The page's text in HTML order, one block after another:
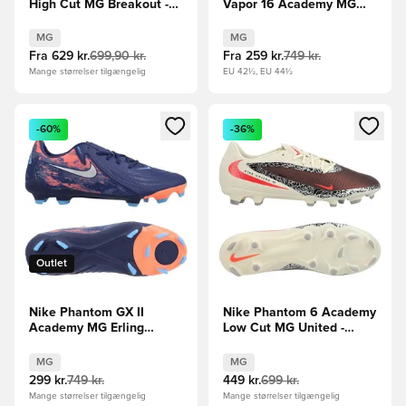
High Cut MG Breakout -
MG
Fra 629 kr.699,90 kr.
Mange størrelser tilgængelig
Vapor 16 Academy MG
MG
Fra 259 kr.749 kr.
EU 42½, EU 44½
Åbner en Modal til at logge ind eller tilmelde dig som
Outlet
-60%
Nike Phantom GX II
Academy MG Erling
- Navy/Sølv LIMITED
EDITION
MG
299 kr.749 kr.
Mange størrelser tilgængelig
Åbner en Modal til at logge
-36%
Nike Phantom 6 Academy
Low Cut MG United -
MG
449 kr.699 kr.
Mange størrelser tilgængelig